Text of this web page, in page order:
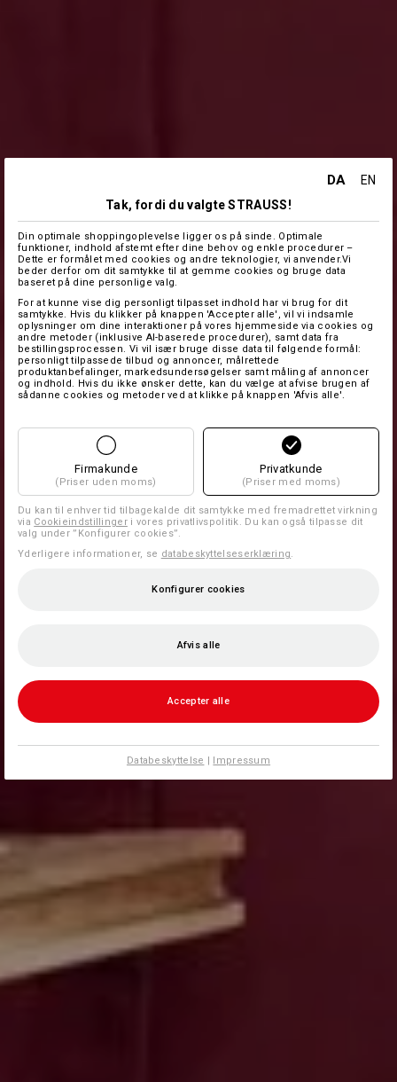
DA
EN
Tak, fordi du valgte STRAUSS!
Din optimale shoppingoplevelse ligger os på sinde. Optimale
funktioner, indhold afstemt efter dine behov og enkle procedurer –
Dette er formålet med cookies og andre teknologier, vi anvender.Vi
beder derfor om dit samtykke til at gemme cookies og bruge data
baseret på dine personlige valg.
For at kunne vise dig personligt tilpasset indhold har vi brug for dit
samtykke. Hvis du klikker på knappen 'Accepter alle', vil vi indsamle
oplysninger om dine interaktioner på vores hjemmeside via cookies og
andre metoder (inklusive AI-baserede procedurer), samt data fra
bestillingsprocessen. Vi vil især bruge disse data til følgende formål:
personligt tilpassede tilbud og annoncer, målrettede
produktanbefalinger, markedsundersøgelser samt måling af annoncer
og indhold. Hvis du ikke ønsker dette, kan du vælge at afvise brugen af
sådanne cookies og metoder ved at klikke på knappen 'Afvis alle'.
Firmakunde
(Priser uden moms)
Privatkunde
(Priser med moms)
Du kan til enhver tid tilbagekalde dit samtykke med fremadrettet virkning
via Cookieindstillingeri vores privatlivspolitik. Du kan også tilpasse dit
valg under ”Konfigurer cookies”.
Yderligere informationer, se databeskyttelseserklæring
Konfigurer cookies
Afvis alle
Accepter alle
Databeskyttelse | Impressum